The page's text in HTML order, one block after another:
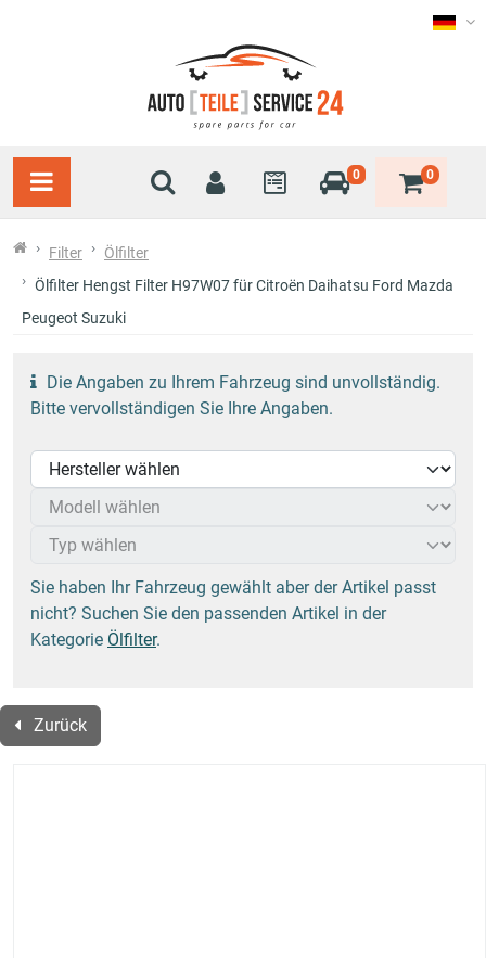
0 0
Filter
Ölfilter
Ölfilter Hengst Filter H97W07 für Citroën Daihatsu Ford Mazda
Peugeot Suzuki
Die Angaben zu Ihrem Fahrzeug sind unvollständig.
Bitte vervollständigen Sie Ihre Angaben.
Sie haben Ihr Fahrzeug gewählt aber der Artikel passt
nicht? Suchen Sie den passenden Artikel in der
Kategorie Ölfilter.
Zurück